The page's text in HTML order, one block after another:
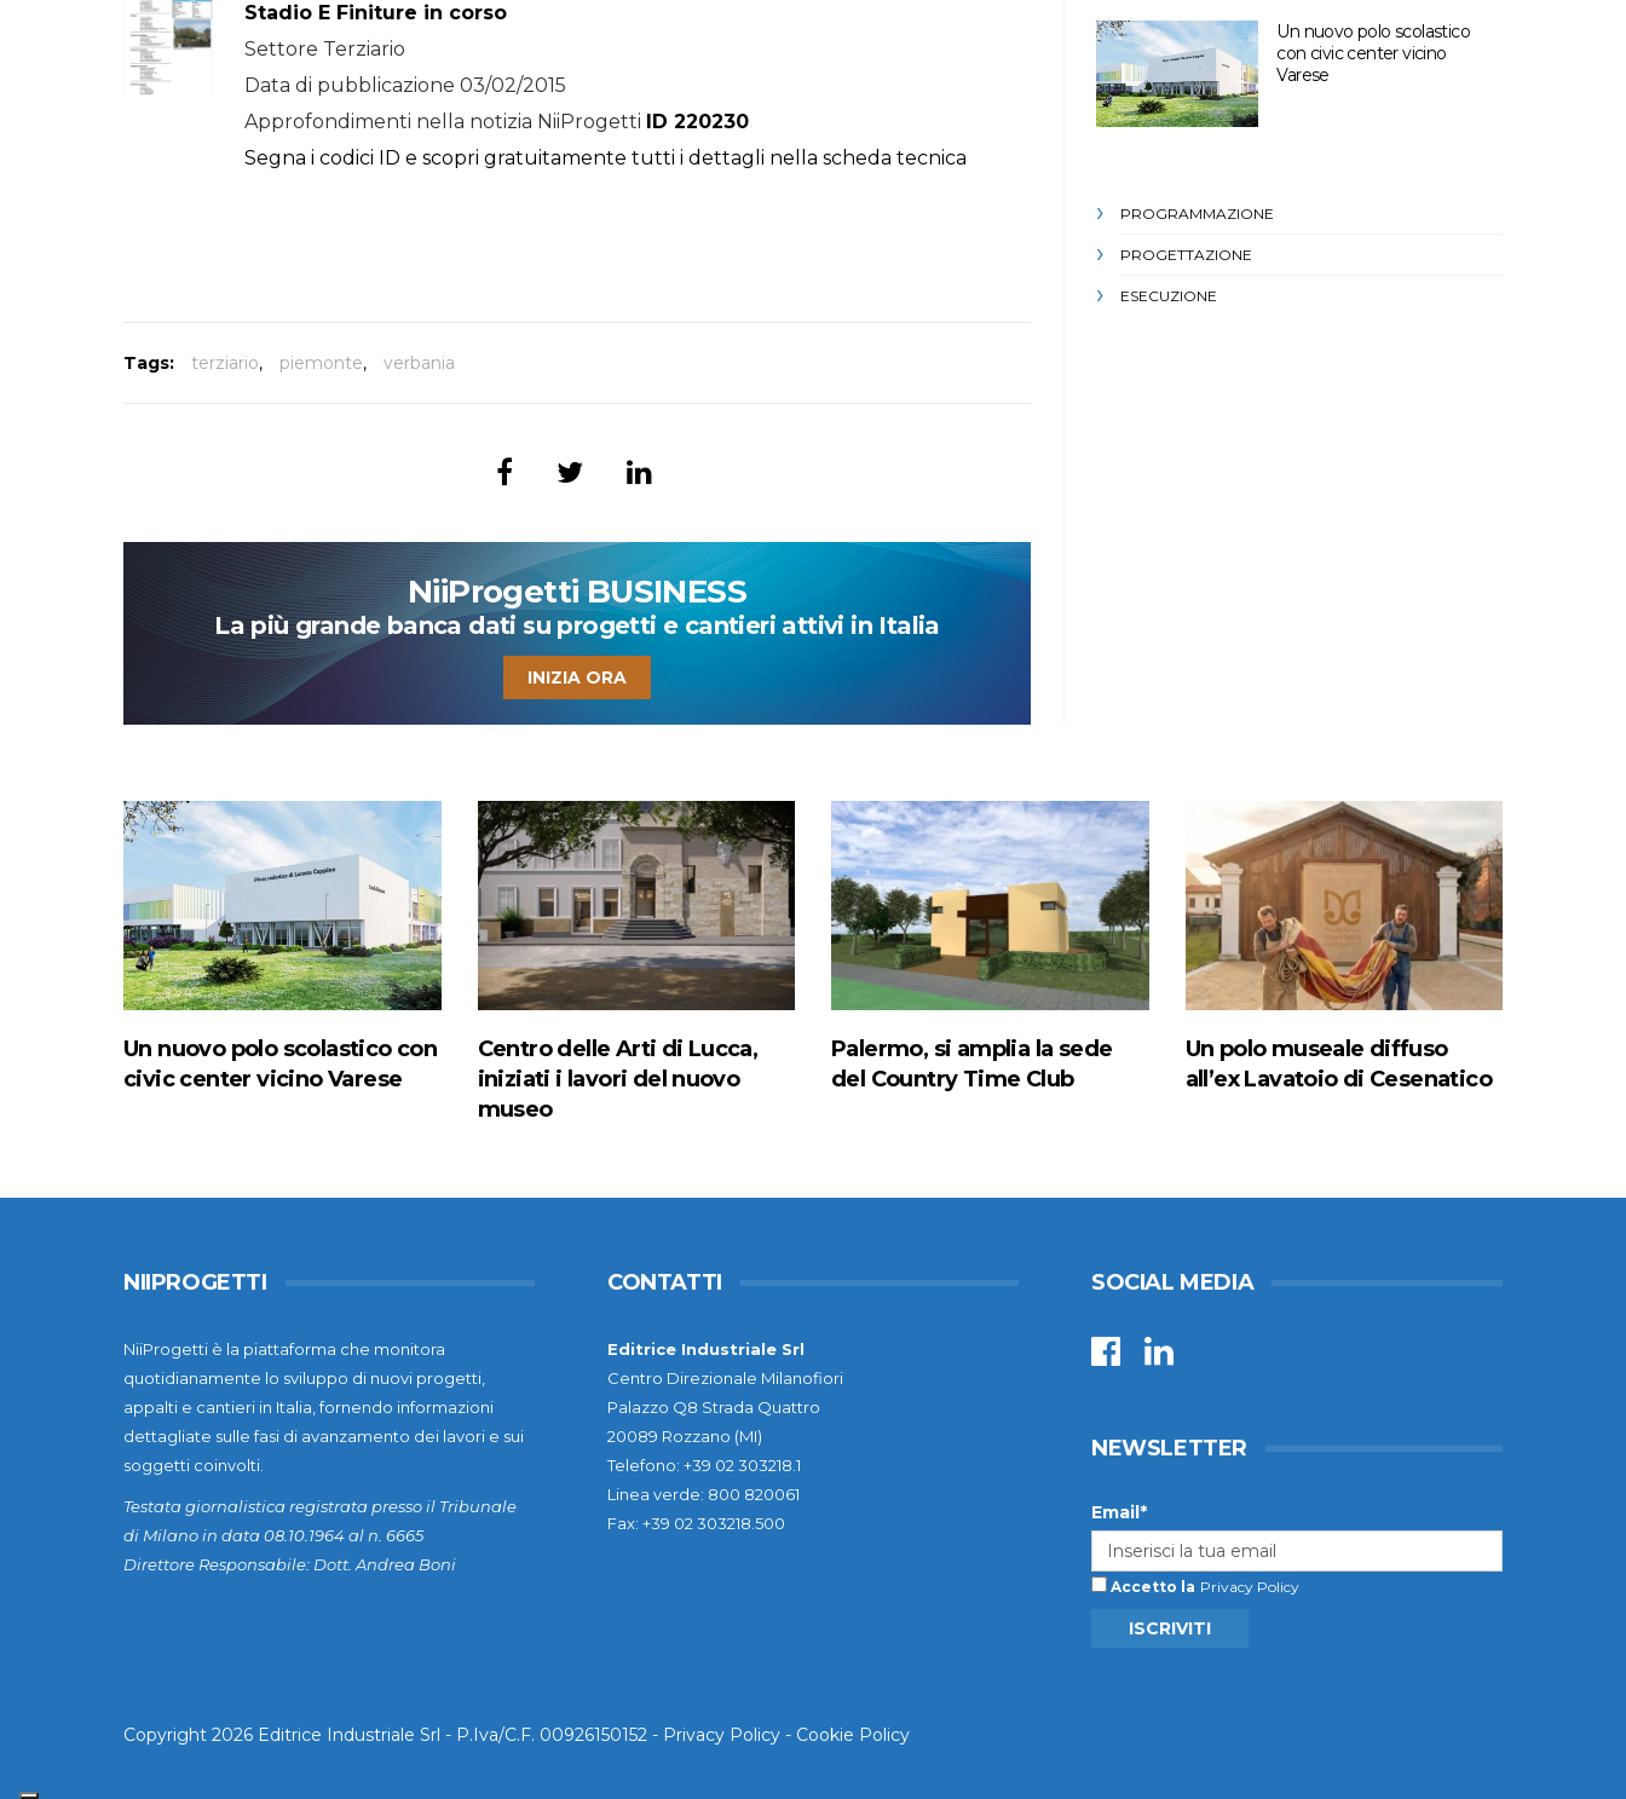
Stadio E Finiture in corso
Settore Terziario
Data di pubblicazione 03/02/2015
Approfondimenti nella notizia NiiProgetti ID 220230
Segna i codici ID e scopri gratuitamente tutti i dettagli nella scheda tecnica
Tags: terziario, piemonte, verbania
NiiProgetti BUSINESS
La più grande banca dati su progetti e cantieri attivi in Italia
INIZIA ORA
Un nuovo polo scolastico
con civic center vicino
Varese
PROGRAMMAZIONE
PROGETTAZIONE
ESECUZIONE
Un nuovo polo scolastico con
civic center vicino Varese
Centro delle Arti di Lucca,
iniziati i lavori del nuovo
museo
Palermo, si amplia la sede
del Country Time Club
Un polo museale diffuso
all’ex Lavatoio di Cesenatico
NIIPROGETTI
NiiProgetti è la piattaforma che monitora
quotidianamente lo sviluppo di nuovi progetti,
appalti e cantieri in Italia, fornendo informazioni
dettagliate sulle fasi di avanzamento dei lavori e sui
soggetti coinvolti.
Testata giornalistica registrata presso il Tribunale
di Milano in data 08.10.1964 al n. 6665
Direttore Responsabile: Dott. Andrea Boni
CONTATTI
Editrice Industriale Srl
Centro Direzionale Milanofiori
Palazzo Q8 Strada Quattro
20089 Rozzano (MI)
Telefono: +39 02 303218.1
Linea verde: 800 820061
Fax: +39 02 303218.500
SOCIAL MEDIA
NEWSLETTER
Email*
Accetto la Privacy Policy
ISCRIVITI
Copyright 2026 Editrice Industriale Srl - P.Iva/C.F. 00926150152 - Privacy Policy - Cookie Policy